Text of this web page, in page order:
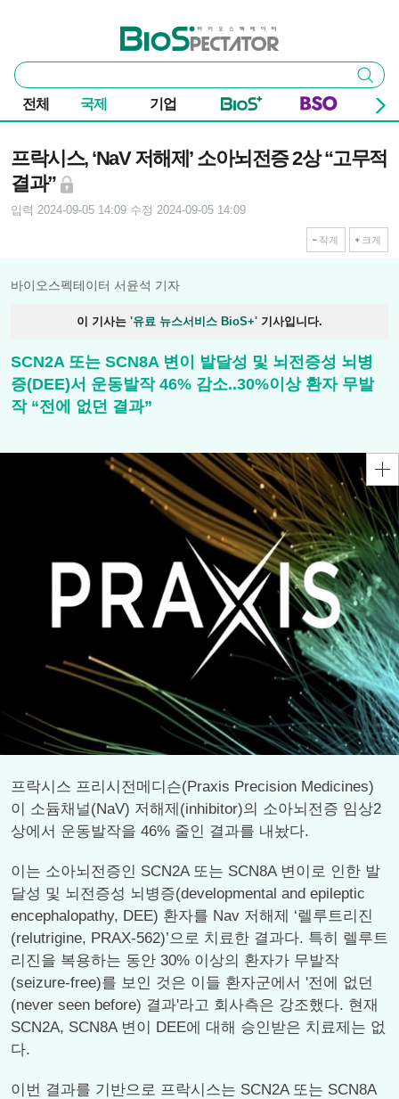
바이오스펙테이터
통
합
검
색
검색
전체 국제 기업
프락시스, ‘NaV 저해제’ 소아뇌전증 2상 “고무적
결과”
입력 2024-09-05 14:09 수정 2024-09-05 14:09
작게 크게
바이오스펙테이터 서윤석 기자
이 기사는 '유료 뉴스서비스 BioS+' 기사입니다.
SCN2A 또는 SCN8A 변이 발달성 및 뇌전증성 뇌병
증(DEE)서 운동발작 46% 감소..30%이상 환자 무발
작 “전에 없던 결과”
프락시스 프리시전메디슨(Praxis Precision Medicines)
이 소듐채널(NaV) 저해제(inhibitor)의 소아뇌전증 임상2
상에서 운동발작을 46% 줄인 결과를 내놨다.
이는 소아뇌전증인 SCN2A 또는 SCN8A 변이로 인한 발
달성 및 뇌전증성 뇌병증(developmental and epileptic
encephalopathy, DEE) 환자를 Nav 저해제 ‘렐루트리진
(relutrigine, PRAX-562)’으로 치료한 결과다. 특히 렐루트
리진을 복용하는 동안 30% 이상의 환자가 무발작
(seizure-free)를 보인 것은 이들 환자군에서 '전에 없던
(never seen before) 결과'라고 회사측은 강조했다. 현재
SCN2A, SCN8A 변이 DEE에 대해 승인받은 치료제는 없
다.
이번 결과를 기반으로 프락시스는 SCN2A 또는 SCN8A